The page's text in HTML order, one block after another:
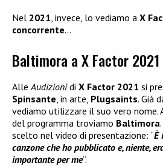
Nel 2021 , invece, lo vediamo a X
concorrente…
Baltimora a X Factor 2021
Alle Audizionidi X Factor 2021 si
Spinsante , in arte, Plugsaints. Già
vediamo utilizzare il suo vero nome.
del programma troviamo Baltimora
scelto nel video di presentazione: “È
canzone che ho pubblicato e, niente,
importante per me“.